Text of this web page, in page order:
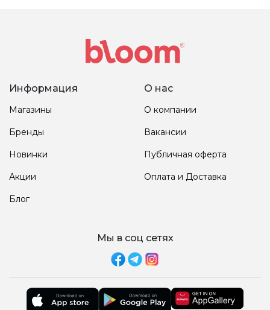
Информация
Магазины
Бренды
Новинки
Акции
Блог
О нас
О компании
Вакансии
Публичная оферта
Оплата и Доставка
Мы в соц сетях